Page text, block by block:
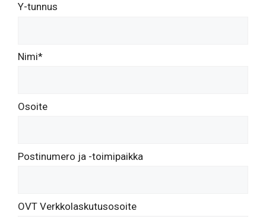
Y-tunnus
Nimi*
Osoite
Postinumero ja -toimipaikka
OVT Verkkolaskutusosoite